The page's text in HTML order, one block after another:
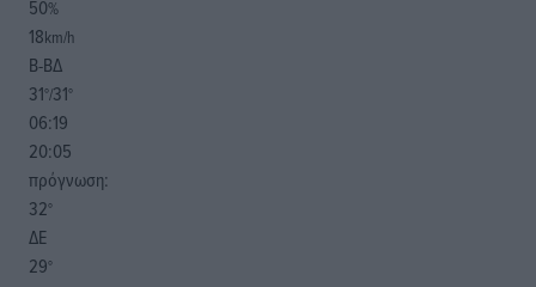
50%
18km/h
Β-ΒΔ
31°/31°
06:19
20:05
πρόγνωση:
32°
ΔΕ
29°